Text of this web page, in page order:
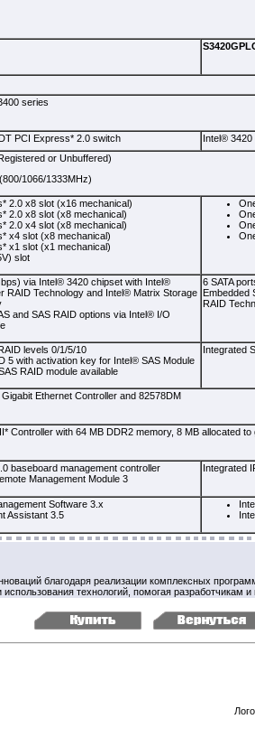
series
PCI Express* 2.0 switch Intel®
or Unbuffered)
1066/1333MHz)
2.0 x8 slot (x16 mechanical)
2.0 x8 slot (x8 mechanical)
2.0 x4 slot (x8 mechanical)
x4 slot (x8 mechanical)
x1 slot (x1 mechanical)
slot
via Intel® 3420 chipset with Intel®
RAID Technology and Intel® Matrix Storage
and SAS RAID options via Intel® I/O
6 SATA
Embedded
RAID
levels 0/1/5/10
5 with activation key for Intel® SAS Module
RAID module available
Integrated
Ethernet Controller and 82578DM
Controller with 64 MB DDR2 memory, 8 MB allocated to
baseboard management controller
Management Module 3
Integrated
Software 3.x
Assistant 3.5
благодаря реализации комплексных
технологий, помогая разработчикам